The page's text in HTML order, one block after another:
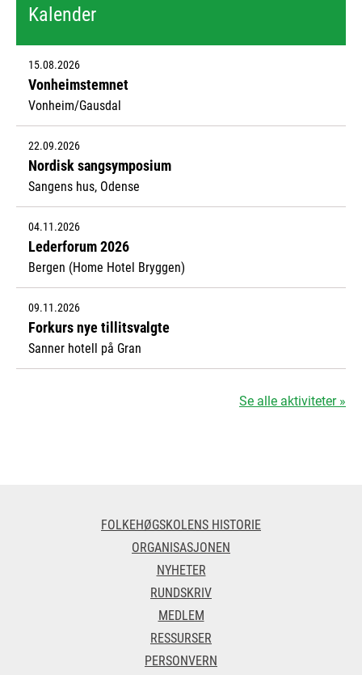
Kalender
15.08.2026
Vonheimstemnet
Vonheim/Gausdal
22.09.2026
Nordisk sangsymposium
Sangens hus, Odense
04.11.2026
Lederforum 2026
Bergen (Home Hotel Bryggen)
09.11.2026
Forkurs nye tillitsvalgte
Sanner hotell på Gran
Se alle aktiviteter »
FOLKEHØGSKOLENS HISTORIE
ORGANISASJONEN
NYHETER
RUNDSKRIV
MEDLEM
RESSURSER
PERSONVERN